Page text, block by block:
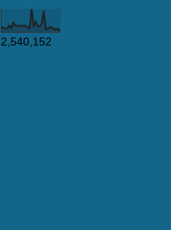
2,540,152